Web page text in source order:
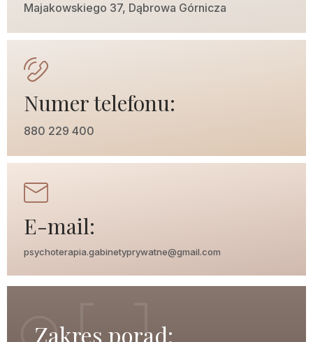
Majakowskiego 37, Dąbrowa Górnicza
Numer telefonu:
880 229 400
E-mail:
psychoterapia.gabinetyprywatne@gmail.com
Zakres porad: